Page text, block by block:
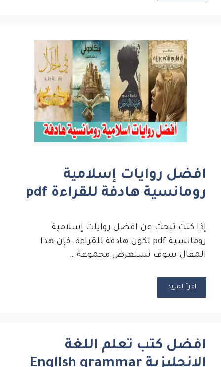
افضل روايات إسلامية
رومانسية هادفة للقراءة pdf
إذا كنت تبحث عن افضل روايات إسلامية
رومانسية pdf تكون هادفة للقراءة، فإن هذا
المقال سوف نستعرض مجموعة …
اقرأ المزيد
افضل كتب تعلم اللغة
الانجليزية English grammar